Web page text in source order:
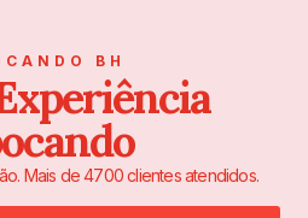
BH
Mais de 4700 clientes atendidos.